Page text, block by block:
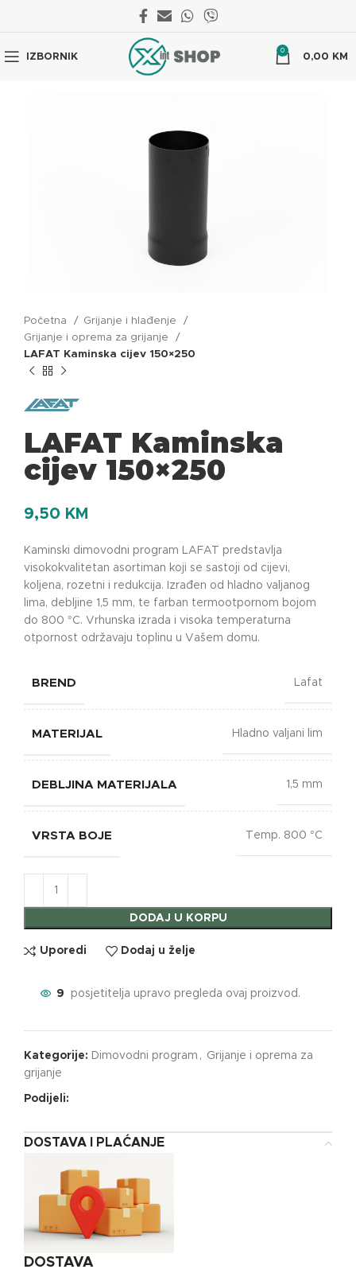
IZBORNIK
0
0,00 KM
Početna
Grijanje i hlađenje
Grijanje i oprema za grijanje
LAFAT Kaminska cijev 150×250
LAFAT Kaminska
cijev 150×250
9,50 KM
Kaminski dimovodni program LAFAT predstavlja
visokokvalitetan asortiman koji se sastoji od cijevi,
koljena, rozetni i redukcija. Izrađen od hladno valjanog
lima, debljine 1,5 mm, te farban termootpornom bojom
do 800 °C. Vrhunska izrada i visoka temperaturna
otpornost održavaju toplinu u Vašem domu.
BREND Lafat
MATERIJAL Hladno valjani lim
DEBLJINA MATERIJALA 1,5 mm
VRSTA BOJE Temp. 800 °C
DODAJ U KORPU
Uporedi Dodaj u želje
9 posjetitelja upravo pregleda ovaj proizvod.
Kategorije: Dimovodni program , Grijanje i oprema za
grijanje
Podijeli:
DOSTAVA I PLAĆANJE
DOSTAVA